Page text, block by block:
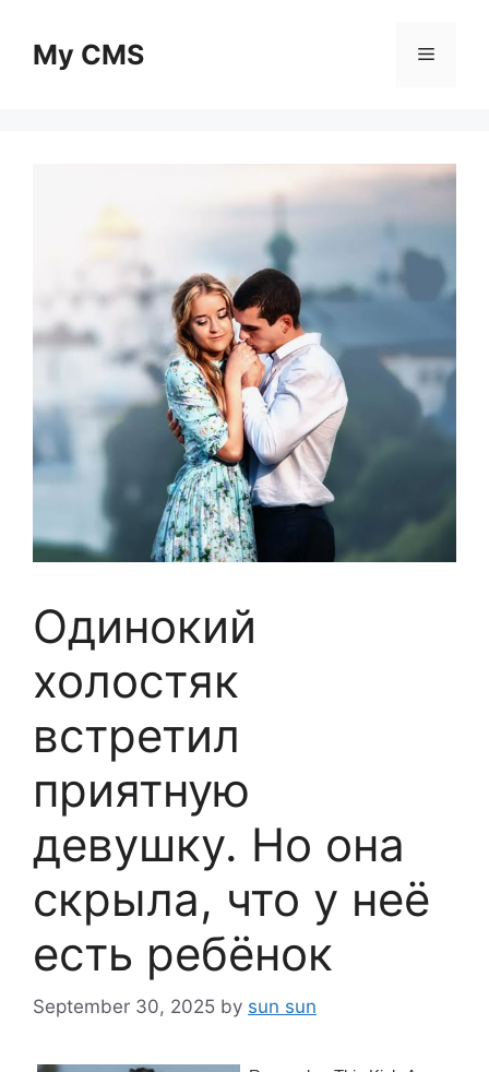
contentMy CMS Menu
Одинокий
холостяк
встретил
приятную
девушку. Но она
скрыла, что у неё
есть ребёнок
September 30, 2025 by sun sun